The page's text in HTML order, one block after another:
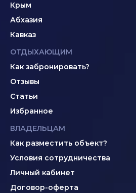
Крым
Абхазия
Кавказ
ОТДЫХАЮЩИМ
Как забронировать?
Отзывы
Статьи
Избранное
ВЛАДЕЛЬЦАМ
Как разместить объект?
Условия сотрудничества
Личный кабинет
Договор-оферта